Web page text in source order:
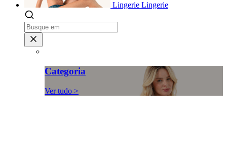
Lingerie Lingerie
Categoria
Ver tudo >